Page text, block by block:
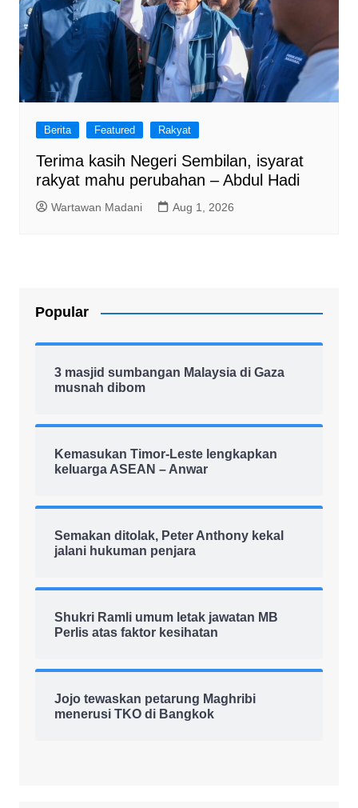
Berita Featured Rakyat
Terima kasih Negeri Sembilan, isyarat
rakyat mahu perubahan – Abdul Hadi
Wartawan Madani Aug 1, 2026
Popular
3 masjid sumbangan Malaysia di Gaza
musnah dibom
Kemasukan Timor-Leste lengkapkan
keluarga ASEAN – Anwar
Semakan ditolak, Peter Anthony kekal
jalani hukuman penjara
Shukri Ramli umum letak jawatan MB
Perlis atas faktor kesihatan
Jojo tewaskan petarung Maghribi
menerusi TKO di Bangkok